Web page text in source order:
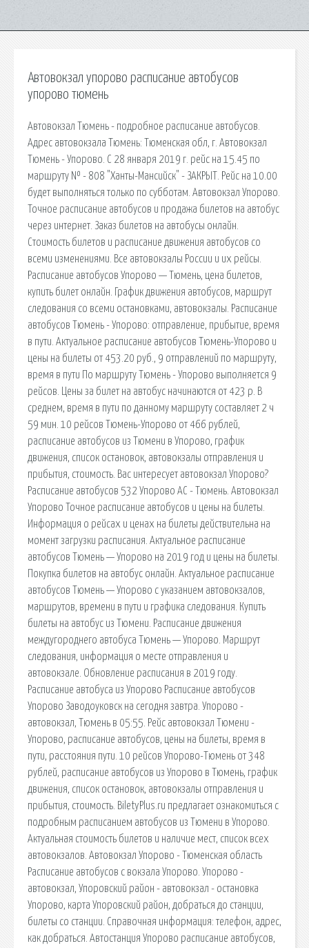
Автовокзал упорово расписание автобусов
упорово тюмень
Автовокзал Тюмень - подробное расписание автобусов.
Адрес автовокзала Тюмень: Тюменская обл, г. Автовокзал
Тюмень - Упорово. С 28 января 2019 г. рейс на 15.45 по
маршруту № - 808 "Ханты-Мансийск" - ЗАКРЫТ. Рейс на 10.00
будет выполняться только по субботам. Автовокзал Упорово.
Точное расписание автобусов и продажа билетов на автобус
через интернет. Заказ билетов на автобусы онлайн.
Стоимость билетов и расписание движения автобусов со
всеми изменениями. Все автовокзалы России и их рейсы.
Расписание автобусов Упорово — Тюмень, цена билетов,
купить билет онлайн. График движения автобусов, маршрут
следования со всеми остановками, автовокзалы. Расписание
автобусов Тюмень - Упорово: отправление, прибытие, время
в пути. Актуальное расписание автобусов Тюмень-Упорово и
цены на билеты от 453.20 руб., 9 отправлений по маршруту,
время в пути По маршруту Тюмень - Упорово выполняется 9
рейсов. Цены за билет на автобус начинаются от 423 р. В
среднем, время в пути по данному маршруту составляет 2 ч
59 мин. 10 рейсов Тюмень-Упорово от 466 рублей,
расписание автобусов из Тюмени в Упорово, график
движения, список остановок, автовокзалы отправления и
прибытия, стоимость. Вас интересует автовокзал Упорово?
Расписание автобусов 532 Упорово АС - Тюмень. Автовокзал
Упорово Точное расписание автобусов и цены на билеты.
Информация о рейсах и ценах на билеты действительна на
момент загрузки расписания. Актуальное расписание
автобусов Тюмень — Упорово на 2019 год и цены на билеты.
Покупка билетов на автобус онлайн. Актуальное расписание
автобусов Тюмень — Упорово с указанием автовокзалов,
маршрутов, времени в пути и графика следования. Купить
билеты на автобус из Тюмени. Расписание движения
междугороднего автобуса Тюмень — Упорово. Маршрут
следования, информация о месте отправления и
автовокзале. Обновление расписания в 2019 году.
Расписание автобуса из Упорово Расписание автобусов
Упорово Заводоуковск на сегодня завтра. Упорово -
автовокзал, Тюмень в 05:55. Рейс автовокзал Тюмени -
Упорово, расписание автобусов, цены на билеты, время в
пути, расстояния пути. 10 рейсов Упорово-Тюмень от 348
рублей, расписание автобусов из Упорово в Тюмень, график
движения, список остановок, автовокзалы отправления и
прибытия, стоимость. BiletyPlus.ru предлагает ознакомиться с
подробным расписанием автобусов из Тюмени в Упорово.
Актуальная стоимость билетов и наличие мест, список всех
автовокзалов. Автовокзал Упорово - Тюменская область
Расписание автобусов с вокзала Упорово. Упорово -
автовокзал, Упоровский район - автовокзал - остановка
Упорово, карта Упоровский район, добраться до станции,
билеты со станции. Справочная информация: телефон, адрес,
как добраться. Автостанция Упорово расписание автобусов,